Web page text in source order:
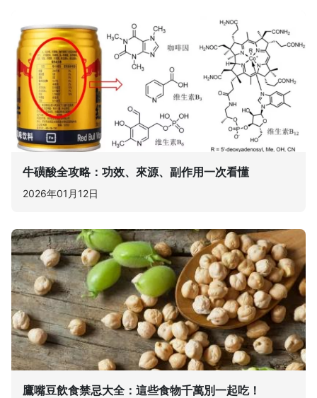
牛磺酸全攻略：功效、來源、副作用一次看懂
2026年01月12日
鷹嘴豆飲食禁忌大全：這些食物千萬別一起吃！